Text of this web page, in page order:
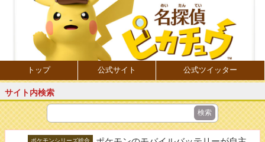
トップ 公式サイト 公式ツイッター
サイト内検索
ポケモンシリーズ総合